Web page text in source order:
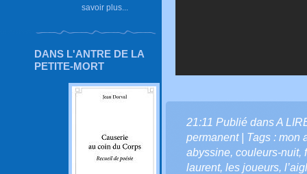
savoir plus...
DANS L'ANTRE DE LA
PETITE-MORT
21:11 Publié dansA
permanent| Tags : mon
abyssine, couleurs-nuit,
laurent, les joueurs,